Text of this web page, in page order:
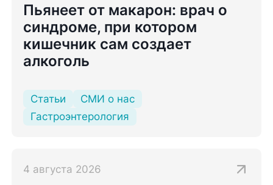
Пьянеет от макарон: врач о
синдроме, при котором
кишечник сам создает
алкоголь
Статьи
СМИ о нас
Гастроэнтерология
4 августа 2026